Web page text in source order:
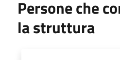
Persone che
la struttura